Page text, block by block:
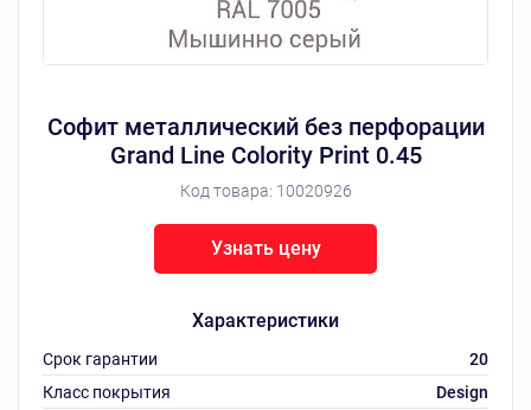
Софит металлический без перфорации
Grand Line Colority Print 0.45
Код товара: 10020926
Характеристики
Срок гарантии
20
Класс покрытия
Design
Узнать цену